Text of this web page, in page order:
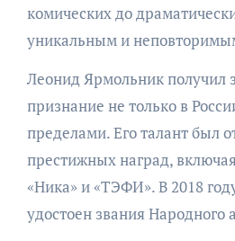
комических до
уникальным и
Леонид Ярмольник получил
признание не только в
пределами. Его талант был
престижных наград,
«Ника» и «ТЭФИ». В 2018
удостоен звания Народного